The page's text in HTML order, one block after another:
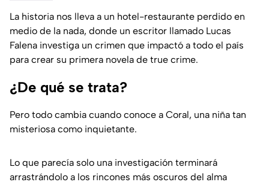
La historia nos lleva a un hotel-restaurante perdido en
medio de la nada, donde un escritor llamado Lucas
Falena investiga un crimen que impactó a todo el país
para crear su primera novela de true crime.
¿De qué se trata?
Pero todo cambia cuando conoce a Coral, una niña tan
misteriosa como inquietante.
Lo que parecía solo una investigación terminará
arrastrándolo a los rincones más oscuros del alma